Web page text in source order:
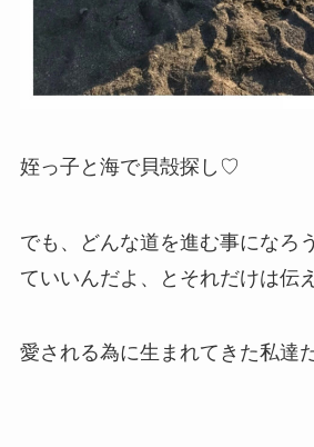
姪っ子と海で貝殻探し♡
でも、どんな道を進む事になろ
ていいんだよ、とそれだけは伝
愛される為に生まれてきた私達だ